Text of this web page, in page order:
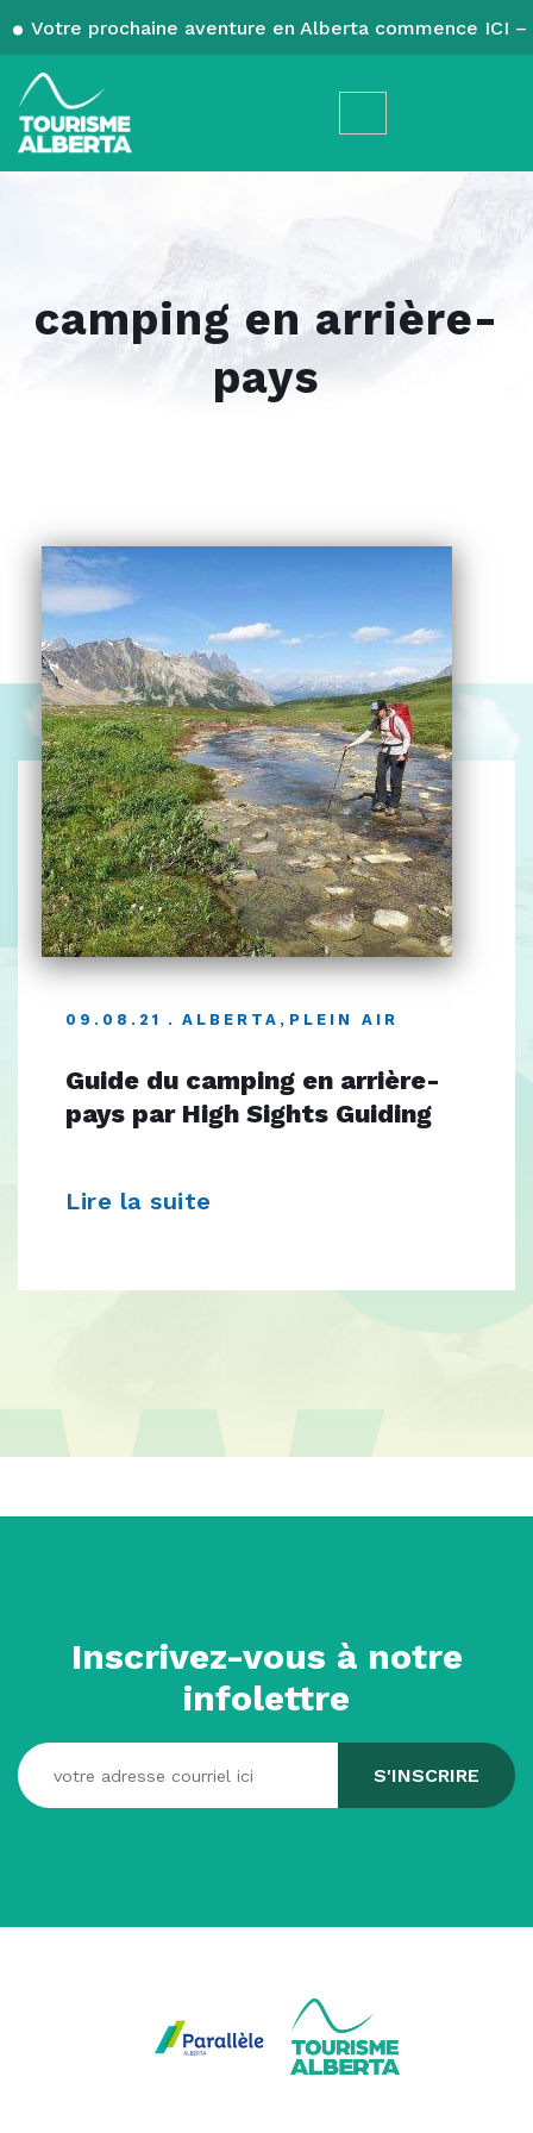
Votre prochaine aventure en Alberta commence ICI
camping en arrière-
pays
09.08.21 ALBERTA , PLEIN AIR
Guide du camping en arrière-
pays par High Sights Guiding
Lire la suite
Inscrivez-vous à notre
infolettre